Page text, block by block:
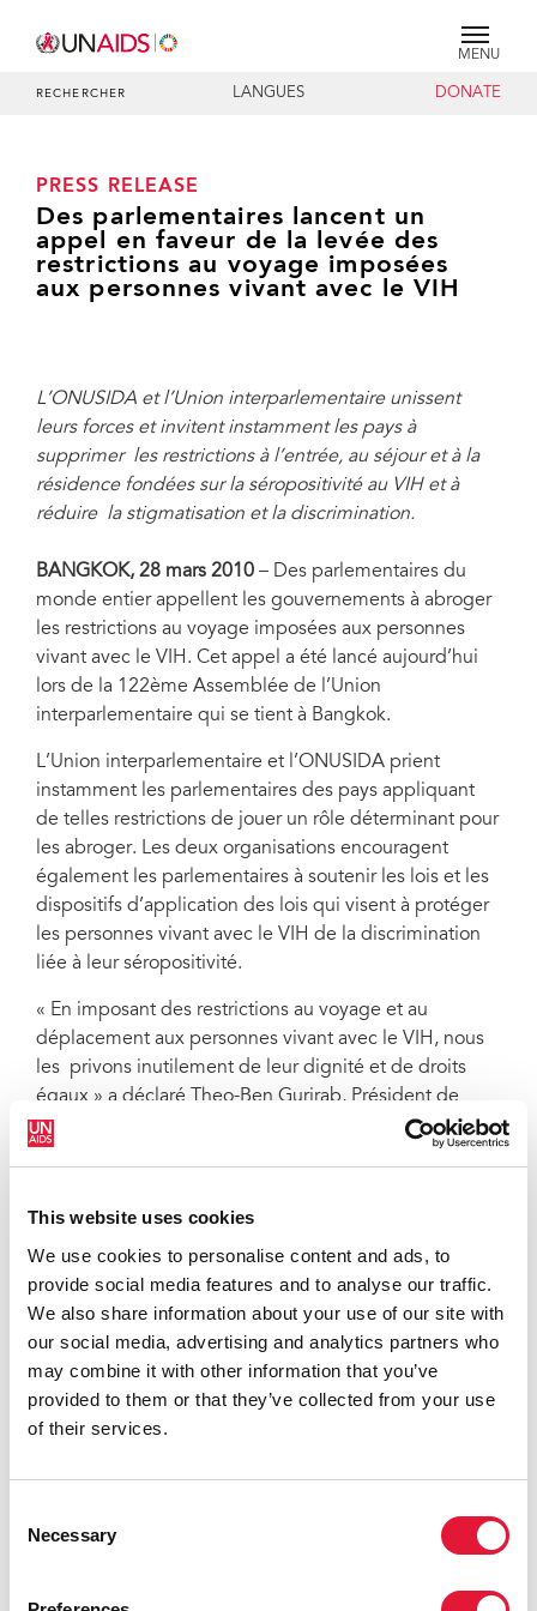
This website uses cookies
We use cookies to personalise content and ads, to
provide social media features and to analyse our traffic.
We also share information about your use of our site with
our social media, advertising and analytics partners who
may combine it with other information that you’ve
provided to them or that they’ve collected from your use
of their services.
Selection
Necessary
MENU
RECHERCHER LANGUES DONATE
PRESS RELEASE
Des parlementaires lancent un
appel en faveur de la levée des
restrictions au voyage imposées
aux personnes vivant avec le VIH
L’ONUSIDA et l’Union interparlementaire unissent
leurs forces et invitent instamment les pays à
supprimer les restrictions à l’entrée, au séjour et à la
résidence fondées sur la séropositivité au VIH et à
réduire la stigmatisation et la discrimination.
BANGKOK, 28 mars 2010 – Des parlementaires du
monde entier appellent les gouvernements à abroger
les restrictions au voyage imposées aux personnes
vivant avec le VIH. Cet appel a été lancé aujourd’hui
lors de la 122ème Assemblée de l’Union
interparlementaire qui se tient à Bangkok.
L’Union interparlementaire et l’ONUSIDA prient
instamment les parlementaires des pays appliquant
de telles restrictions de jouer un rôle déterminant pour
les abroger. Les deux organisations encouragent
également les parlementaires à soutenir les lois et les
dispositifs d’application des lois qui visent à protéger
les personnes vivant avec le VIH de la discrimination
liée à leur séropositivité.
« En imposant des restrictions au voyage et au
déplacement aux personnes vivant avec le VIH, nous
les privons inutilement de leur dignité et de droits
égaux » a déclaré Theo-Ben Gurirab, Président de
l’Union interparlementaire. « Les parlementaires ont le
devoir de protéger tous les citoyens, y compris ceux
Il existe 52 pays, territoires et zones qui imposent sous
une forme ou une autre des restrictions à l’entrée, au
séjour et à la résidence fondées sur le VIH et la
séropositivité. Celles-ci incluent des restrictions qui
interdisent totalement l’entrée des séropositifs pour
quelque raison ou quelque durée que ce soit, ou qui
interdisent des séjours de courte durée (pour un
voyage touristique, par exemple), ou des séjours plus
vivant avec le VIH ne protègent pas la santé publique